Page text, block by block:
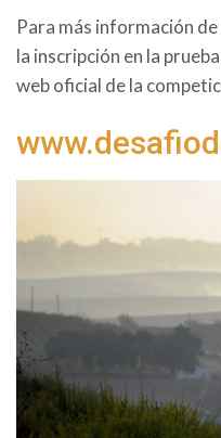
Para más información
la inscripción en la
web oficial de la